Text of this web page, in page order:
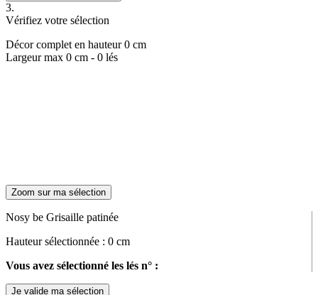
3.
Vérifiez votre sélection
Décor complet en hauteur0 cm
Largeur max 0 cm - 0 lés
Zoom sur ma sélection
Nosy be Grisaille patinée
Hauteur sélectionnée : 0 cm
Vous avez sélectionné les lés n° :
Je valide ma sélection